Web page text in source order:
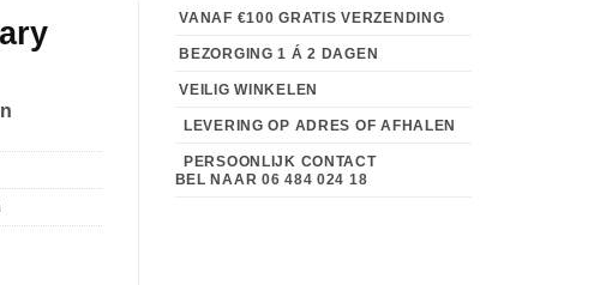
VANAF €100 GRATIS VERZENDING
BEZORGING 1 Á 2 DAGEN
VEILIG WINKELEN
LEVERING OP ADRES OF AFHALEN
PERSOONLIJK CONTACT
BEL NAAR 06 484 024 18